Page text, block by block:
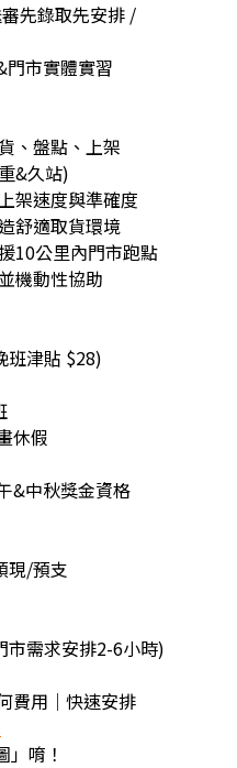
先錄取先安排 /
門市實體實習
、盤點、上架
&久站)
架速度與準確度
舒適取貨環境
10公里內門市跑點
機動性協助
班津貼 $28)
休假
&中秋獎金資格
現/預支
市需求安排2-6小時)
費用｜快速安排
唷！